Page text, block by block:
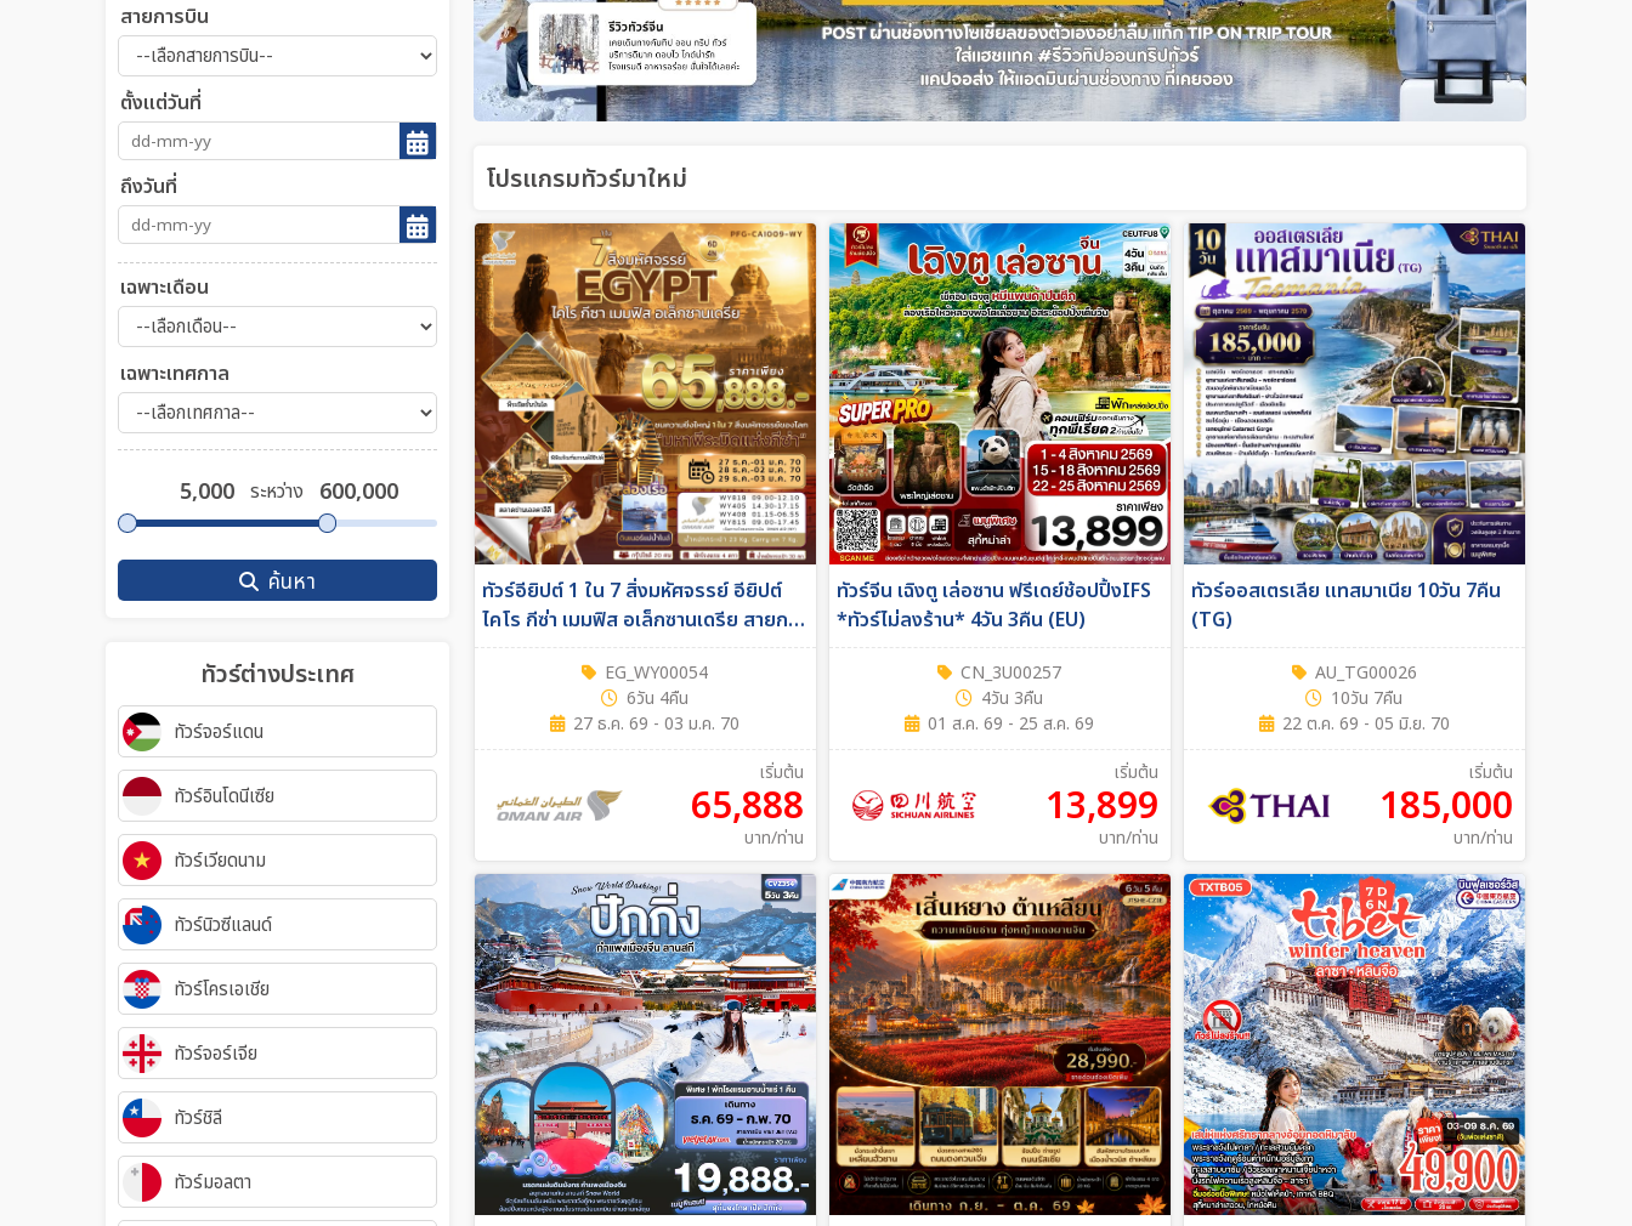
สายการบิน
ตั้งแต่วันที่
ถึงวันที่
เฉพาะเดือน
เฉพาะเทศกาล
ระหว่าง
ค้นหา
ทัวร์ต่างประเทศ
ทัวร์จอร์แดน
ทัวร์อินโดนีเซีย
ทัวร์เวียดนาม
ทัวร์นิวซีแลนด์
ทัวร์โครเอเชีย
ทัวร์จอร์เจีย
ทัวร์ชิลี
ทัวร์มอลตา
โปรแกรมทัวร์มาใหม่
ทัวร์อียิปต์ 1 ใน 7 สิ่งมหัศจรรย์ อียิปต์
ไคโร กีซ่า เมมฟิส อเล็กซานเดรีย สายการ
บิน Oman air 6วัน 4คืน (WY)
EG_WY00054
6วัน 4คืน
27 ธ.ค. 69 - 03 ม.ค. 70
เริ่มต้น
65,888
บาท/ท่าน
ทัวร์จีน เฉิงตู เล่อซาน ฟรีเดย์ช้อปปิ้งIFS
*ทัวร์ไม่ลงร้าน* 4วัน 3คืน (EU)
CN_3U00257
4วัน 3คืน
01 ส.ค. 69 - 25 ส.ค. 69
เริ่มต้น
13,899
บาท/ท่าน
ทัวร์ออสเตรเลีย แทสมาเนีย 10วัน 7คืน
(TG)
AU_TG00026
10วัน 7คืน
22 ต.ค. 69 - 05 มิ.ย. 70
เริ่มต้น
185,000
บาท/ท่าน